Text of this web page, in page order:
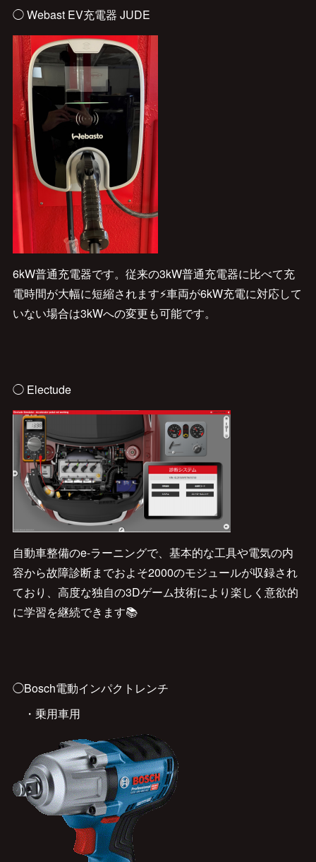
◯ Webast EV充電器 JUDE
6kW普通充電器です。従来の3kW普通充電器に比べて充
電時間が大幅に短縮されます⚡車両が6kW充電に対応して
いない場合は3kWへの変更も可能です。
◯ Electude
自動車整備のe-ラーニングで、基本的な工具や電気の内
容から故障診断までおよそ2000のモジュールが収録され
ており、高度な独自の3Dゲーム技術により楽しく意欲的
に学習を継続できます📚
◯Bosch電動インパクトレンチ
・乗用車用